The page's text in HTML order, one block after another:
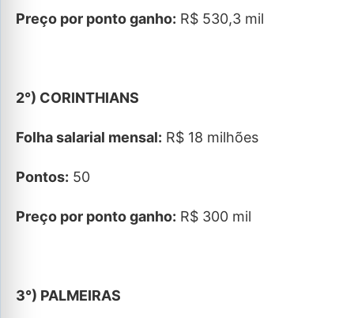
Preço por ponto ganho: R$ 530,3 mil
2°) CORINTHIANS
Folha salarial mensal: R$ 18 milhões
Pontos: 50
Preço por ponto ganho: R$ 300 mil
3°) PALMEIRAS